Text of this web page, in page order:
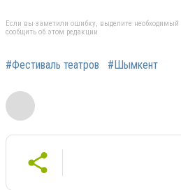
Если вы заметили ошибку, выделите необходимый
сообщить об этом редакции
#Фестиваль театров #Шымкент